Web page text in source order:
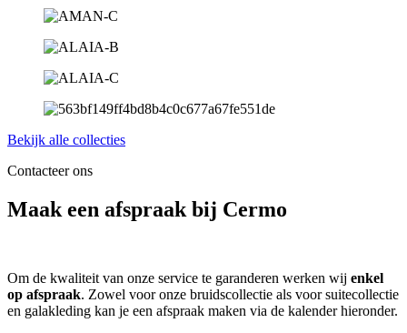
Bekijk alle collecties
Contacteer ons
Maak een afspraak bij Cermo
Om de kwaliteit van onze service te garanderen werken wij enkel
op afspraak. Zowel voor onze bruidscollectie als voor suitecollectie
en galakleding kan je een afspraak maken via de kalender hieronder.